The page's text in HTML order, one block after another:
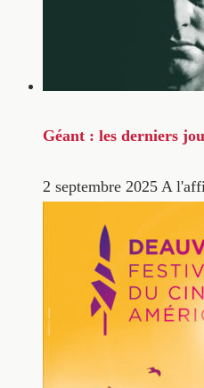
Géant : les derniers
2 septembre 2025 A